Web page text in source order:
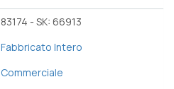
83174 - SK: 66913
Fabbricato Intero
Commerciale